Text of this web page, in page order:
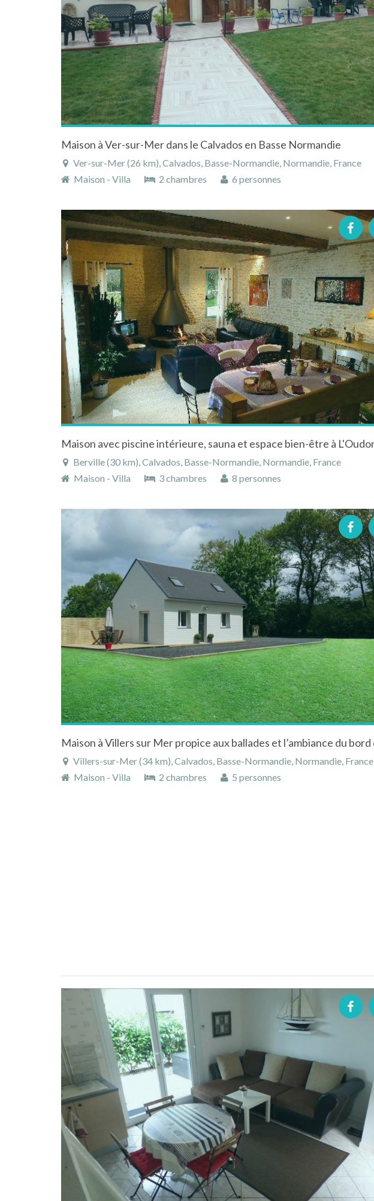
Maison à Ver-sur-Mer dans le Calvados en Basse Normandie
Ver-sur-Mer (26 km), Calvados, Basse-Normandie, Normandie, France
Maison - Villa
2 chambres 6 personnes
Berville (30 km), Calvados, Basse-Normandie, Normandie, France
Maison - Villa
3 chambres 8 personnes
Villers-sur-Mer (34 km), Calvados, Basse-Normandie, Normandie, France
Maison - Villa
2 chambres 5 personnes